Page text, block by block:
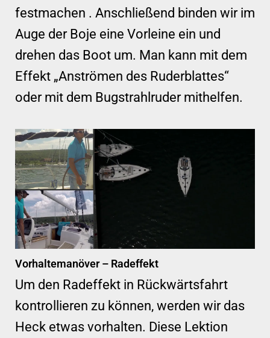
festmachen . Anschließend binden wir im
Auge der Boje eine Vorleine ein und
drehen das Boot um. Man kann mit dem
Effekt „Anströmen des Ruderblattes“
oder mit dem Bugstrahlruder mithelfen.
Vorhaltemanöver – Radeffekt
Um den Radeffekt in Rückwärtsfahrt
kontrollieren zu können, werden wir das
Heck etwas vorhalten. Diese Lektion